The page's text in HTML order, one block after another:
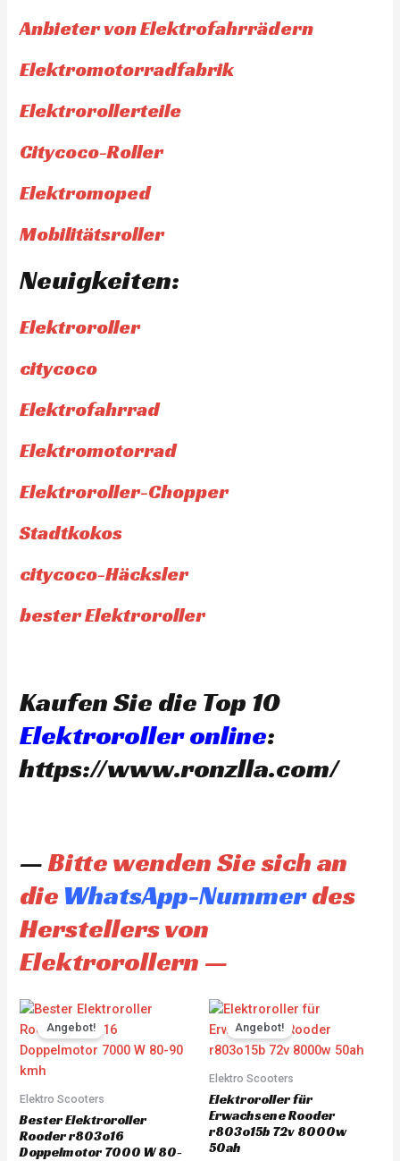
Anbieter von Elektrofahrrädern
Elektromotorradfabrik
Elektrorollerteile
Citycoco-Roller
Elektromoped
Mobilitätsroller
Neuigkeiten:
Elektroroller
citycoco
Elektrofahrrad
Elektromotorrad
Elektroroller-Chopper
Stadtkokos
citycoco-Häcksler
bester Elektroroller
Kaufen Sie die Top 10
Elektroroller online:
https://www.ronzlla.com/
—Bitte wenden Sie sich an
die WhatsApp-Nummerdes
Herstellers von
Elektrorollern —
Angebot!
Elektro Scooters
Bester Elektroroller
Rooder r803o16
Doppelmotor 7000 W 80-
Original
price
was:
CHF 3'930.00.CHF 3'733.00.
Angebot!
Elektro Scooters
Elektroroller für
Erwachsene Rooder
r803o15b 72v 8000w
50ah
Original
price
was:
CHF 4'845.00.CHF